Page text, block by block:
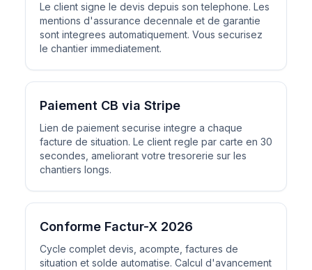
Le client signe le devis depuis son telephone. Les
mentions d'assurance decennale et de garantie
sont integrees automatiquement. Vous securisez
le chantier immediatement.
Paiement CB via Stripe
Lien de paiement securise integre a chaque
facture de situation. Le client regle par carte en 30
secondes, ameliorant votre tresorerie sur les
chantiers longs.
Conforme Factur-X 2026
Cycle complet devis, acompte, factures de
situation et solde automatise. Calcul d'avancement